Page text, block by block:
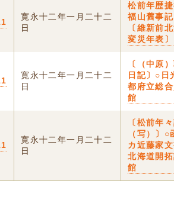
寛永十二年一月二十二
日
松前年歴
福山舊事
〔維新前
変災年表〕
寛永十二年一月二十二
日
〔（中原
日記〕○日
都府立総
館
寛永十二年一月二十二
日
〔松前年
（写）〕○
カ近藤家
北海道開
館